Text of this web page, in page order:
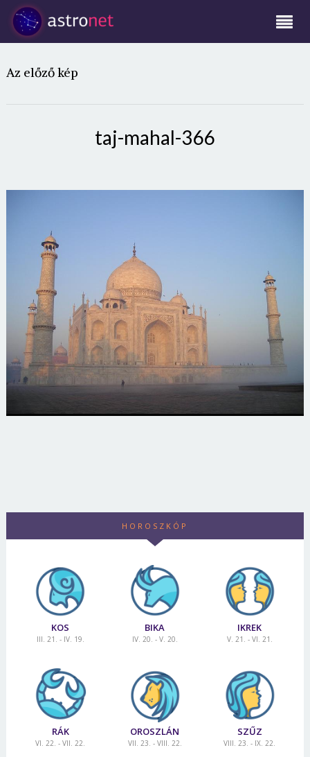
Az előző kép
taj-mahal-366
HOROSZKÓP
KOS
III. 21. - IV. 19.
BIKA
IV. 20. - V. 20.
IKREK
V. 21. - VI. 21.
RÁK
VI. 22. - VII. 22.
OROSZLÁN
VII. 23. - VIII. 22.
SZŰZ
VIII. 23. - IX. 22.